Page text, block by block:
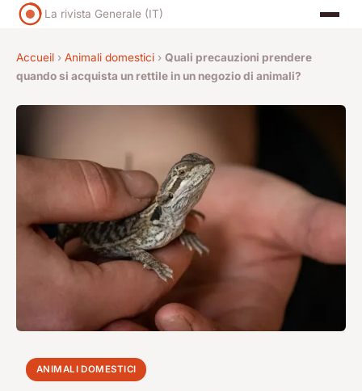
La rivista Generale (IT)
Accueil › Animali domestici › Quali precauzioni prendere
quando si acquista un rettile in un negozio di animali?
ANIMALI DOMESTICI